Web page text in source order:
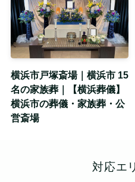
横浜市戸塚斎場｜横浜市 15
名の家族葬｜【横浜葬儀】
横浜市の葬儀・家族葬・公
営斎場
対応エ